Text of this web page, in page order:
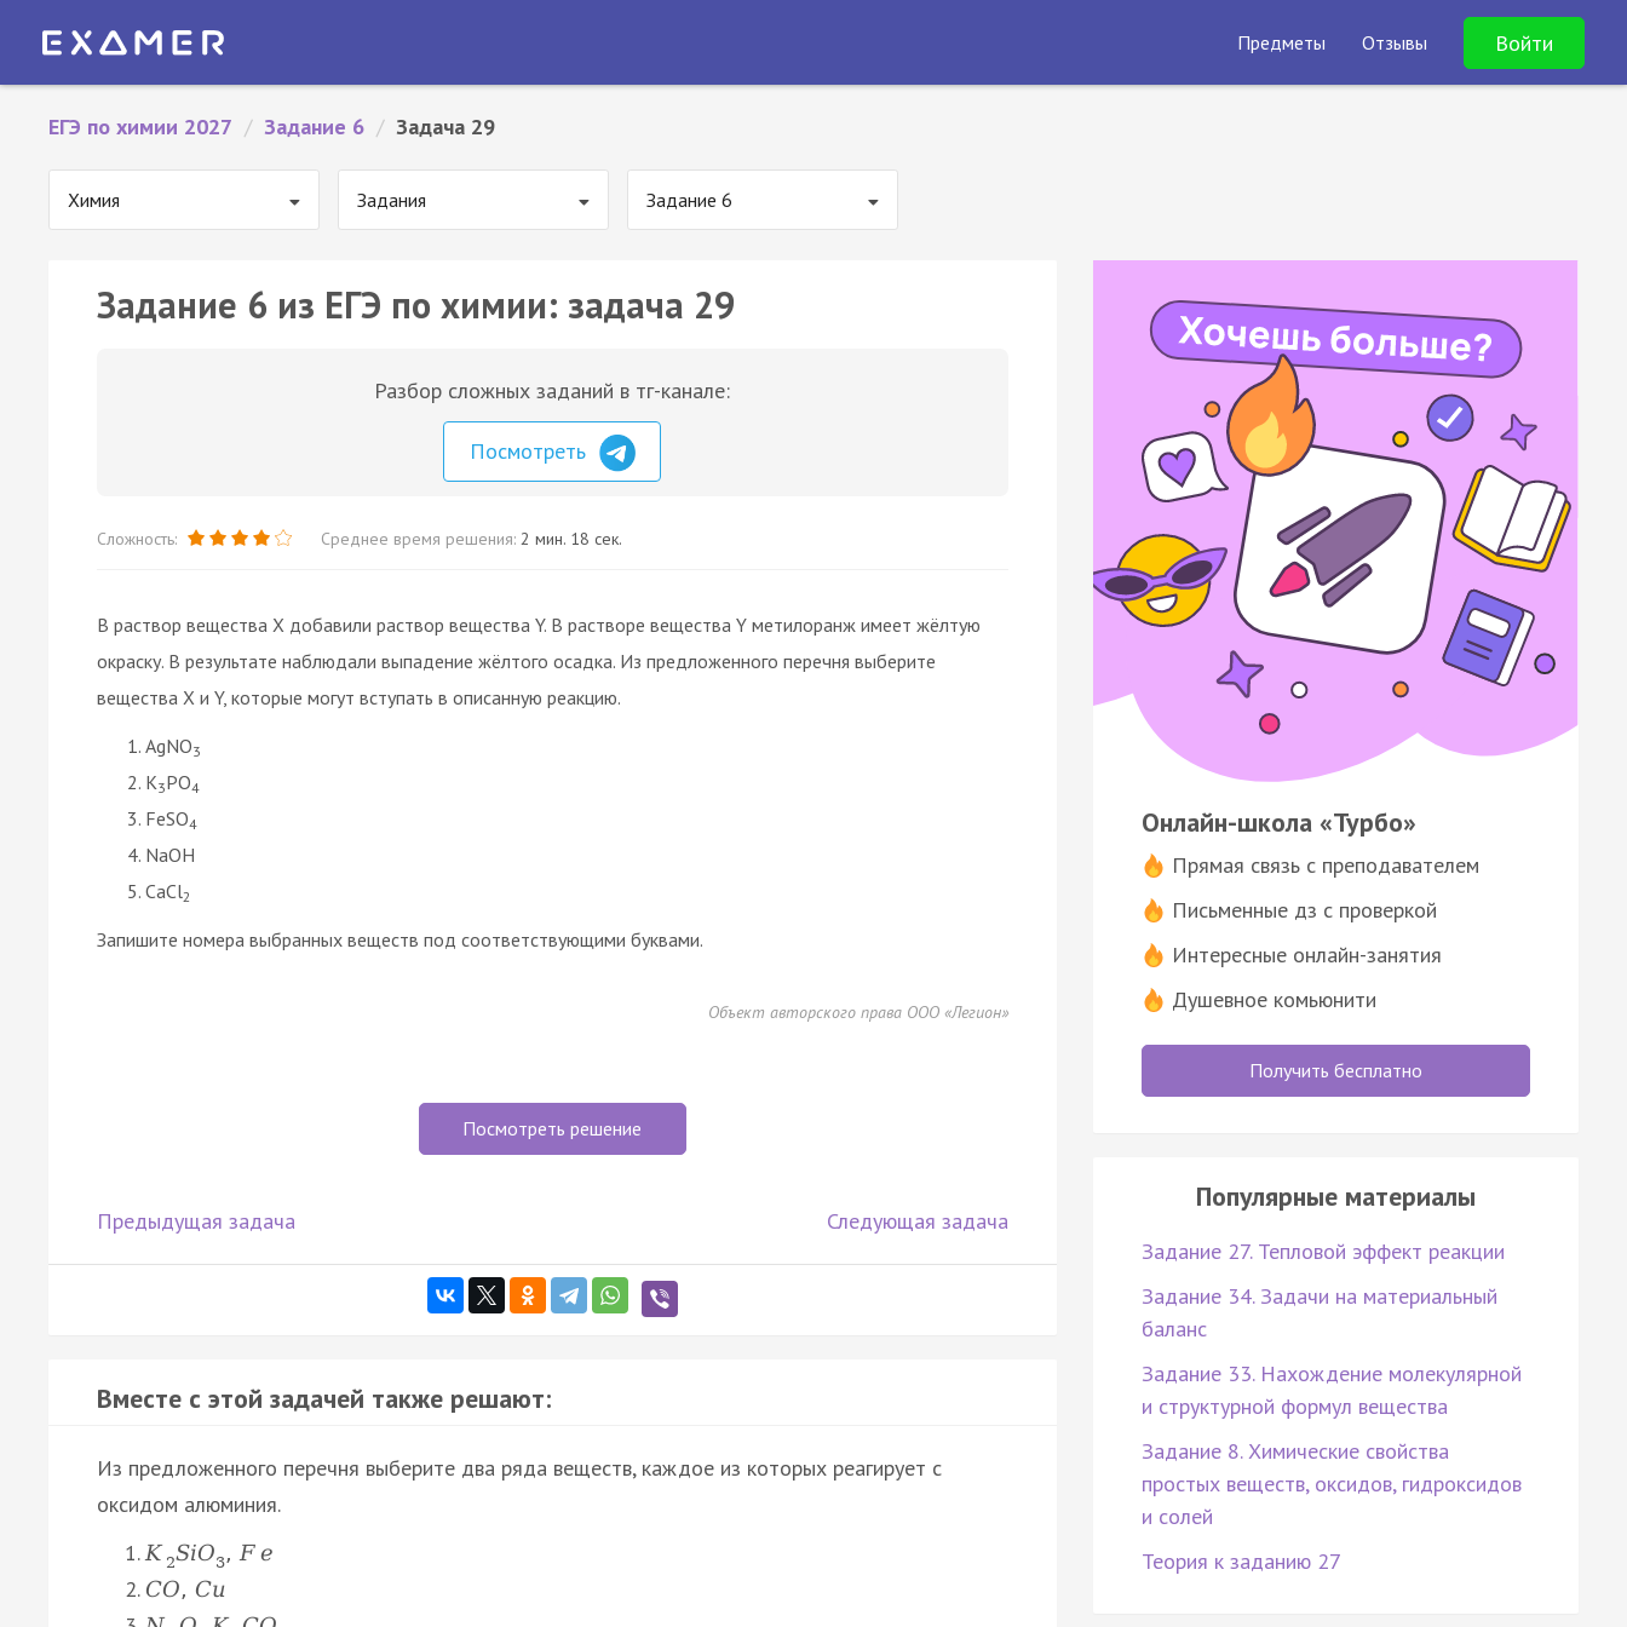
Предметы Отзывы Войти
ЕГЭ по химии 2027 / Задание 6 / Задача 29
Химия Задания Задание 6
Задание 6 из ЕГЭ по химии: задача 29
Разбор сложных заданий в тг-канале:
Посмотреть
Сложность: Среднее время решения: 2 мин. 18 сек.
В раствор вещества Х добавили раствор вещества Y. В растворе вещества Y метилоранж имеет жёлтую
окраску. В результате наблюдали выпадение жёлтого осадка. Из предложенного перечня выберите
вещества Х и Y, которые могут вступать в описанную реакцию.
AgNO3
K3РО4
FeSO4
NaOH
CaCl2
Запишите номера выбранных веществ под соответствующими буквами.
Объект авторского права ООО «Легион»
Посмотреть решение
Предыдущая задача Следующая задача
Вместе с этой задачей также решают:
Из предложенного перечня выберите два ряда веществ, каждое из которых реагирует с
оксидом алюминия.
K 2SiO3, F e
CO, Cu
Онлайн-школа «Турбо»
Прямая связь с преподавателем
Письменные дз с проверкой
Интересные онлайн-занятия
Душевное комьюнити
Получить бесплатно
Популярные материалы
Задание 27. Тепловой эффект реакции
Задание 34. Задачи на материальный
баланс
Задание 33. Нахождение молекулярной
и структурной формул вещества
Задание 8. Химические свойства
простых веществ, оксидов, гидроксидов
и солей
Теория к заданию 27